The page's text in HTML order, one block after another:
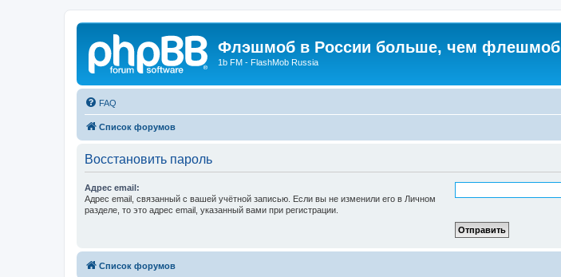
Флэшмоб в России больше, чем флешмоб
1b FM - FlashMob Russia
FAQ
Список форумов
Восстановить пароль
Адрес email:
Адрес email, связанный с вашей учётной записью. Если вы не изменили его в Личном
разделе, то это адрес email, указанный вами при регистрации.
Список форумов